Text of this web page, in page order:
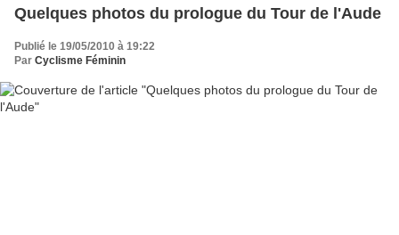
Quelques photos du prologue du Tour de l'Aude
Publié le 19/05/2010 à 19:22
Par Cyclisme Féminin